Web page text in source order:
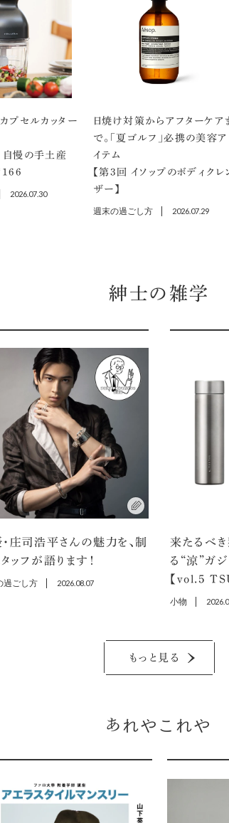
カプセルカッター
自慢の手土産
166
2026.07.30
日焼け対策からアフターケア
で。「夏ゴルフ」必携の美容ア
イテム
【第3回 イソップのボディクレ
ザー】
週末の過ごし方 2026.07.29
紳士の雑学
庄司浩平さんの魅力を、制
ッフが語ります！
過ごし方 2026.08.07
来たるべ
る“涼”ガジ
【vol.5
小物
もっと見る
あれやこれや